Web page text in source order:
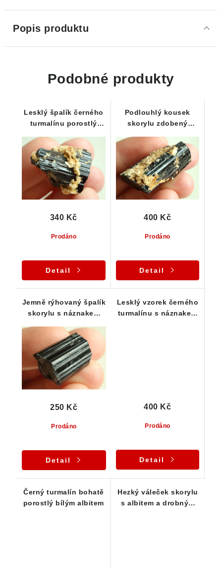
Popis produktu
Podobné produkty
Lesklý špalík černého
turmalínu porostlý
Prodáno
340 Kč
Detail
Podlouhlý kousek
skorylu zdobený
muskovitem
Prodáno
400 Kč
Detail
Jemně rýhovaný špalík
skorylu s náznakem
Prodáno
250 Kč
Detail
Lesklý vzorek černého
turmalínu s náznakem
Prodáno
400 Kč
Detail
Černý turmalín bohatě
porostlý bílým albitem
Hezký váleček skorylu
s albitem a drobným